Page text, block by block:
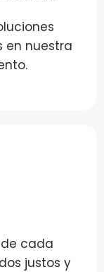
en nuestra
cada
justos y